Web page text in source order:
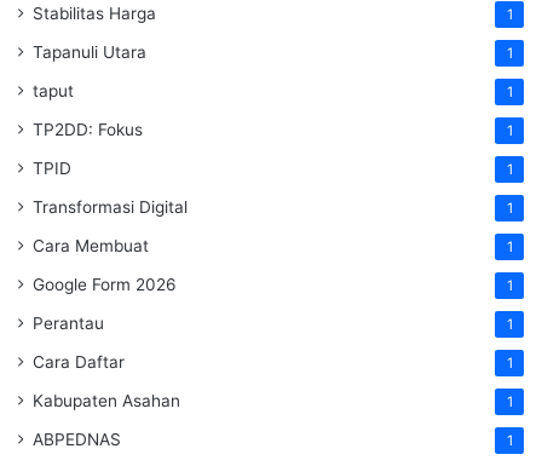
Stabilitas Harga 1
Tapanuli Utara 1
taput 1
TP2DD: Fokus 1
TPID 1
Transformasi Digital 1
Cara Membuat 1
Google Form 2026 1
Perantau 1
Cara Daftar 1
Kabupaten Asahan 1
ABPEDNAS 1